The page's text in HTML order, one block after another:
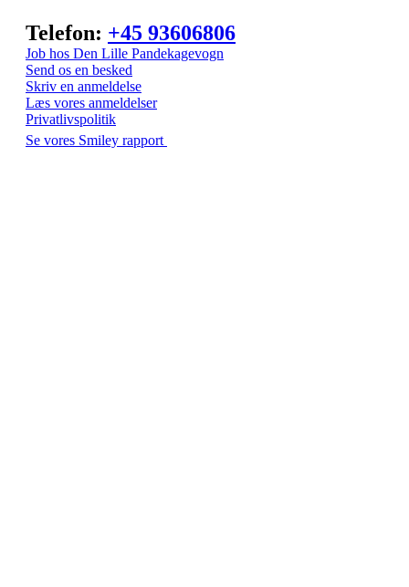
Telefon: +45 93606806
Job hos Den Lille Pandekagevogn
Send os en besked
Skriv en anmeldelse
Læs vores anmeldelser
Privatlivspolitik
Se vores Smiley rapport